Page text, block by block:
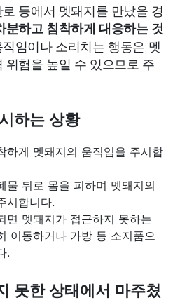
등에서 멧돼지를 만났을 경
분하고 침착하게 대응하는 것
임이나 소리치는 행동은 멧
험을 높일 수 있으므로 주
하는 상황
하게 멧돼지의 움직임을 주시합
물 뒤로 몸을 피하며 멧돼지의
시합니다.
면 멧돼지가 접근하지 못하는
이동하거나 가방 등 소지품으
.
못한 상태에서 마주쳤